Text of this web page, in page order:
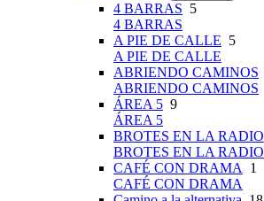
4 BARRAS 5
4 BARRAS
A PIE DE CALLE 5
A PIE DE CALLE
ABRIENDO CAMINOS
ABRIENDO CAMINOS
ÁREA 5 9
ÁREA 5
BROTES EN LA RADIO
BROTES EN LA RADIO
CAFÉ CON DRAMA
1
CAFÉ CON DRAMA